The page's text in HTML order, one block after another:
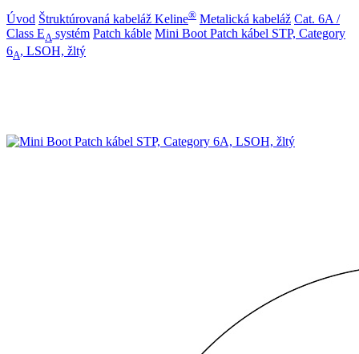
Úvod Štruktúrovaná kabeláž Keline® Metalická kabeláž Cat. 6A /
Class EA systém Patch káble Mini Boot Patch kábel STP, Category
6A, LSOH, žltý